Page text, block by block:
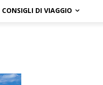
CONSIGLI DI VIAGGIO